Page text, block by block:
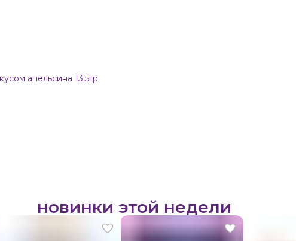
апельсина 13,5гр
новинки этой недели